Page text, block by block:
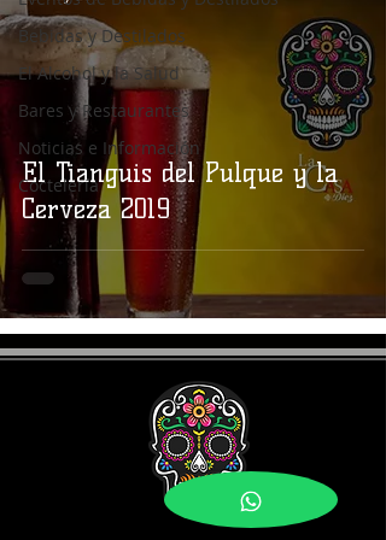
Bebidas y Destilados
El Alcohol y la Salud
Bares y Restaurantes
Noticias e Información
Coctelería
El Tianguis del Pulque y la
Cerveza 2019